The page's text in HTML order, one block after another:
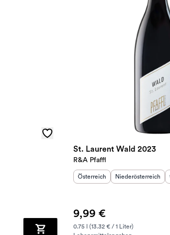
St. Laurent Wald 2023
R&A Pfaffl
Herkunftsland :
Österreich Herkunftsregion:
Niederösterreich
9,99 €
0.75 l (13.32 € / 1 Liter)